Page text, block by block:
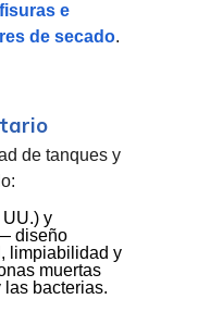
e
de secado.
de tanques y
UU.) y
diseño
limpiabilidad y
muertas
bacterias.